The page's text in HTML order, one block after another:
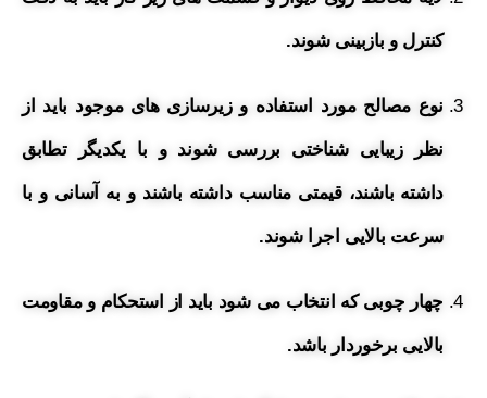
کنترل و بازبینی شوند.
نوع مصالح مورد استفاده و زیرسازی های موجود باید از
نظر زیبایی شناختی بررسی شوند و با یکدیگر تطابق
داشته باشند، قیمتی مناسب داشته باشند و به آسانی و با
سرعت بالایی اجرا شوند.
چهار چوبی که انتخاب می شود باید از استحکام و مقاومت
بالایی برخوردار باشد.